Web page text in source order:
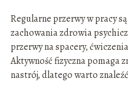
Regularne przerwy w pracy
zachowania zdrowia
przerwy na spacery,
Aktywność fizyczna pomaga
nastrój, dlatego warto